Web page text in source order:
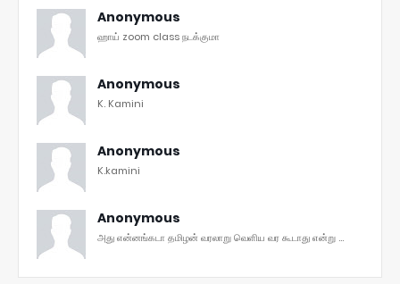
Anonymous
ஹாய் zoom class நடக்குமா
Anonymous
K. Kamini
Anonymous
K.kamini
Anonymous
அது என்னங்கடா தமிழன் வரலாறு வெளிய வர கூடாது என்று ...